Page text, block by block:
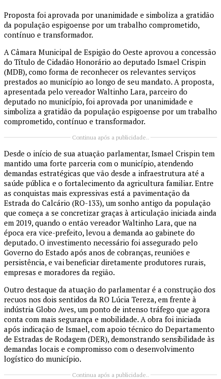
Proposta foi aprovada por unanimidade e simboliza a gratidão
da população espigoense por um trabalho comprometido,
contínuo e transformador.
A Câmara Municipal de Espigão do Oeste aprovou a concessão
do Título de Cidadão Honorário ao deputado Ismael Crispin
(MDB), como forma de reconhecer os relevantes serviços
prestados ao município ao longo de seu mandato. A proposta,
apresentada pelo vereador Waltinho Lara, parceiro do
deputado no município, foi aprovada por unanimidade e
simboliza a gratidão da população espigoense por um trabalho
comprometido, contínuo e transformador.
Continua após a publicidade..
Desde o início de sua atuação parlamentar, Ismael Crispin tem
mantido uma forte parceria com o município, atendendo
demandas estratégicas que vão desde a infraestrutura até a
saúde pública e o fortalecimento da agricultura familiar. Entre
as conquistas mais expressivas está a pavimentação da
Estrada do Calcário (RO-133), um sonho antigo da população
que começa a se concretizar graças à articulação iniciada ainda
em 2019, quando o então vereador Waltinho Lara, que na
época era vice-prefeito, levou a demanda ao gabinete do
deputado. O investimento necessário foi assegurado pelo
Governo do Estado após anos de cobranças, reuniões e
persistência, e vai beneficiar diretamente produtores rurais,
empresas e moradores da região.
Outro destaque da atuação do parlamentar é a construção dos
recuos nos dois sentidos da RO Lúcia Tereza, em frente à
indústria Globo Aves, um ponto de intenso tráfego que agora
conta com mais segurança e mobilidade. A obra foi iniciada
após indicação de Ismael, com apoio técnico do Departamento
de Estradas de Rodagem (DER), demonstrando sensibilidade às
demandas locais e compromisso com o desenvolvimento
logístico do município.
Continua após a publicidade..